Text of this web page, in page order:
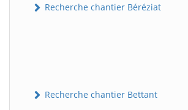
Recherche chantier Béréziat
Recherche chantier Bettant